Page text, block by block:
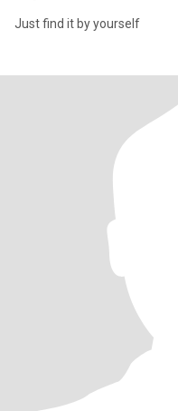
Just find it by yourself